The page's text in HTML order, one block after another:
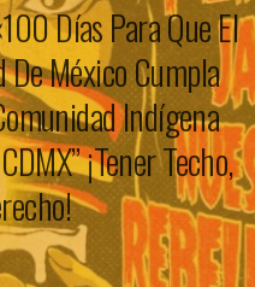
Días Para Que El
México Cumpla
Indígena
¡Tener Techo,